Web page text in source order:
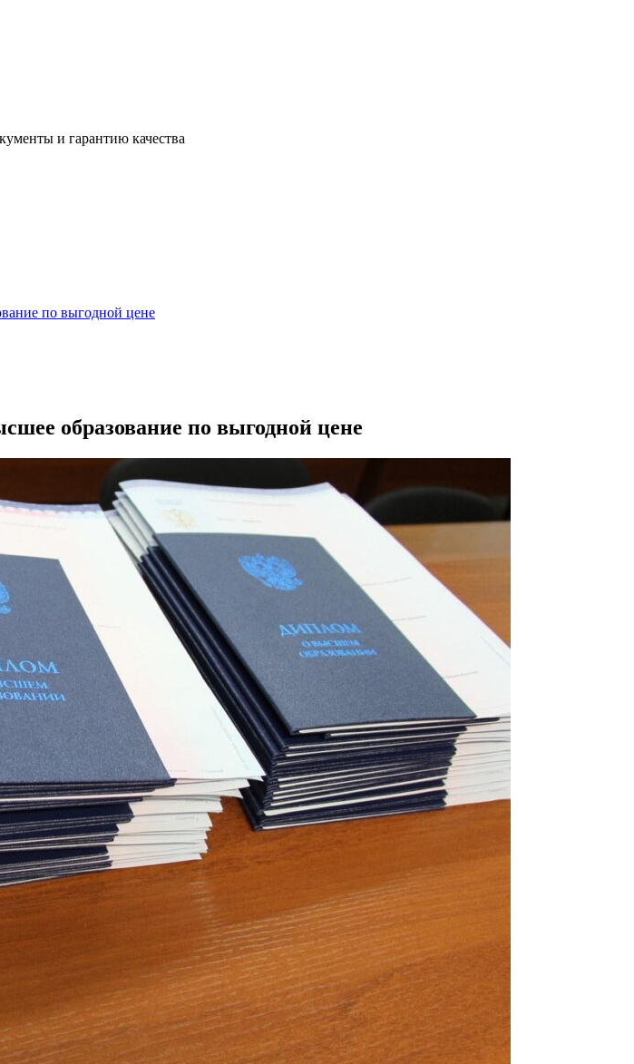
и гарантию качества
по выгодной цене
образование по выгодной цене